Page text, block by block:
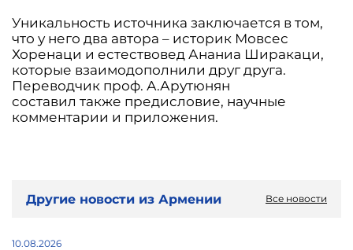
Уникальность источника заключается в том,
что у него два автора – историк Мовсес
Хоренаци и естествовед Ананиа Ширакаци,
которые взаимодополнили друг друга.
Переводчик проф. А.Арутюнян
составил также предисловие, научные
комментарии и приложения.
Другие новости из Армении Все новости
10.08.2026